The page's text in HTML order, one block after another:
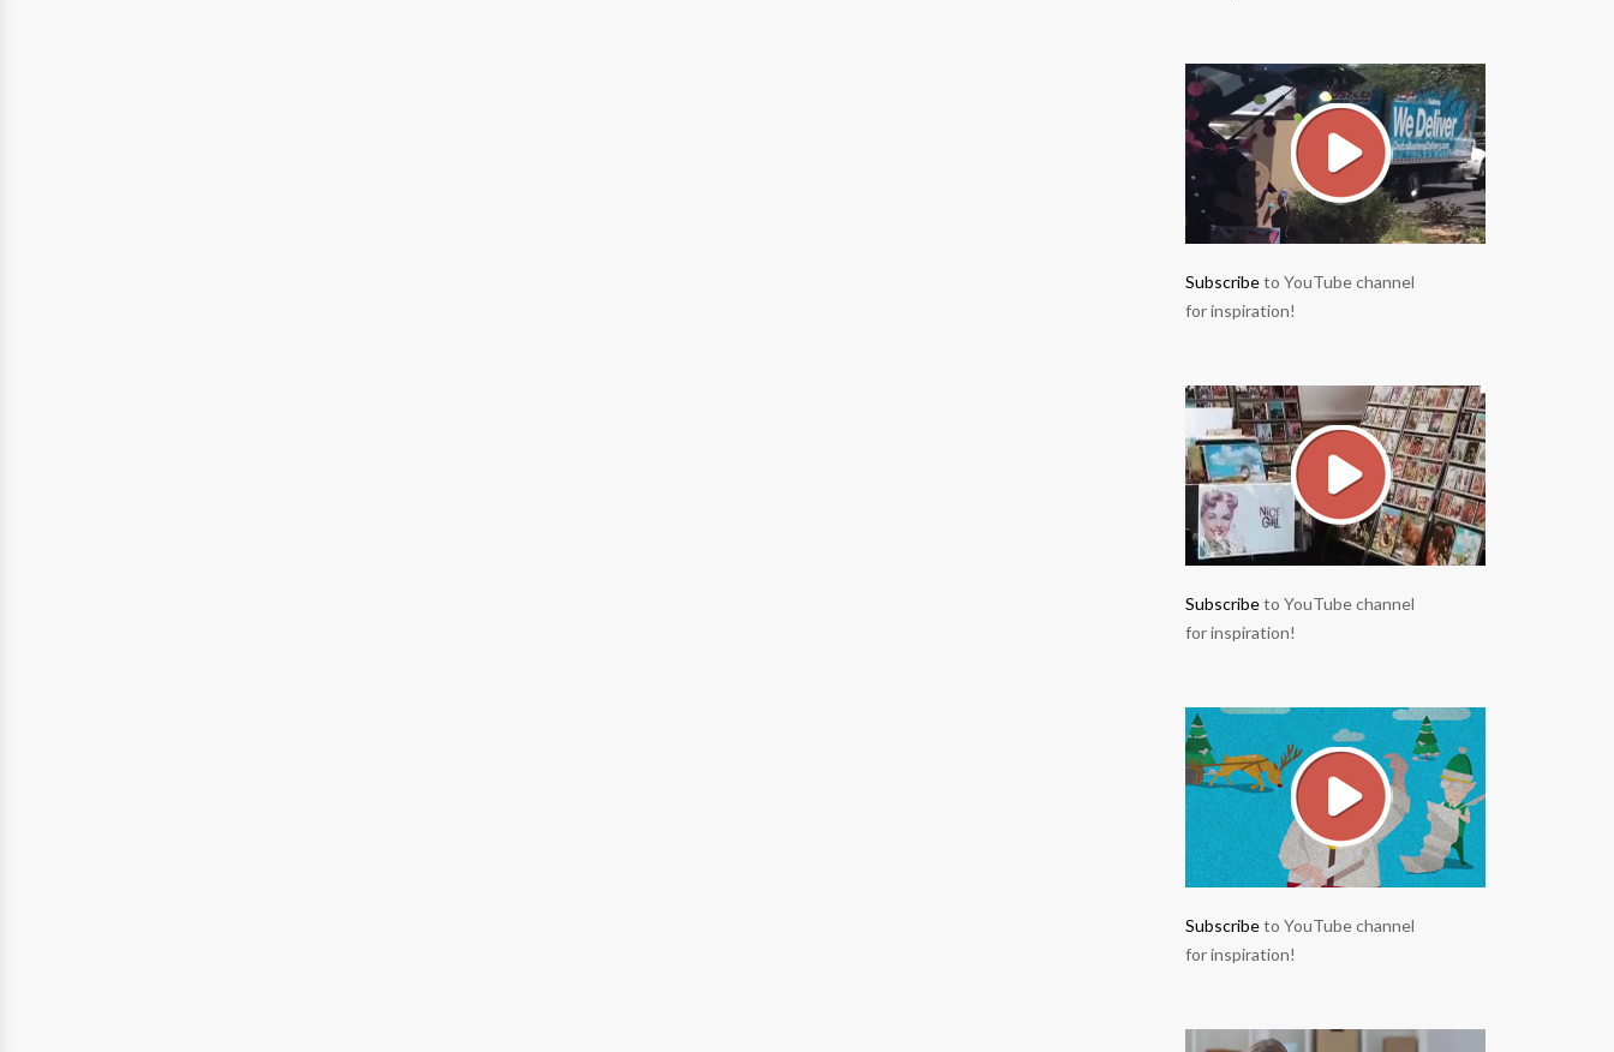
Subscribeto YouTube channel
for inspiration!
Subscribeto YouTube channel
for inspiration!
Subscribeto YouTube channel
for inspiration!